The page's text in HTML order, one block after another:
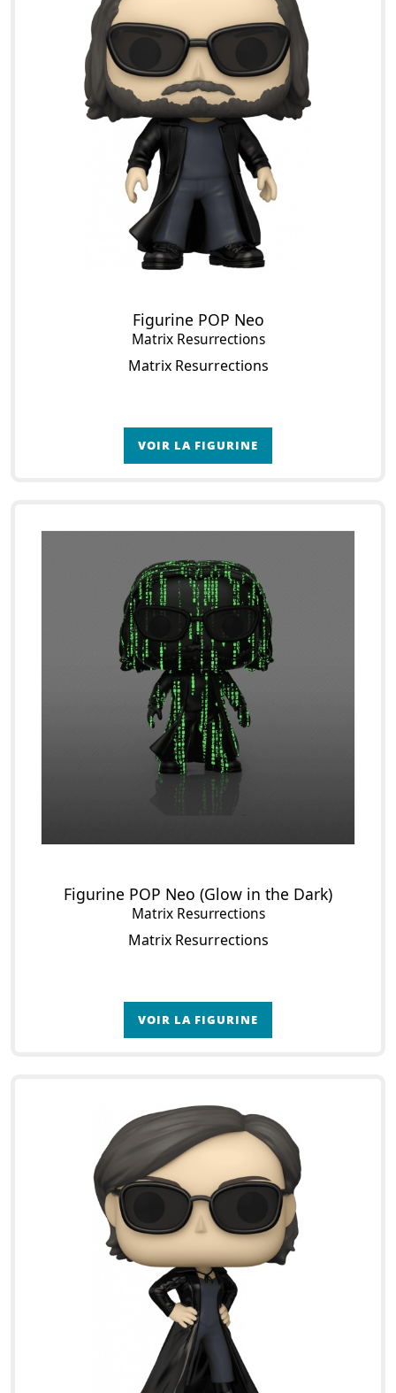
Figurine POP Neo
Matrix Resurrections
Matrix Resurrections
VOIR LA FIGURINE
Figurine POP Neo (Glow in the Dark)
Matrix Resurrections
Matrix Resurrections
VOIR LA FIGURINE